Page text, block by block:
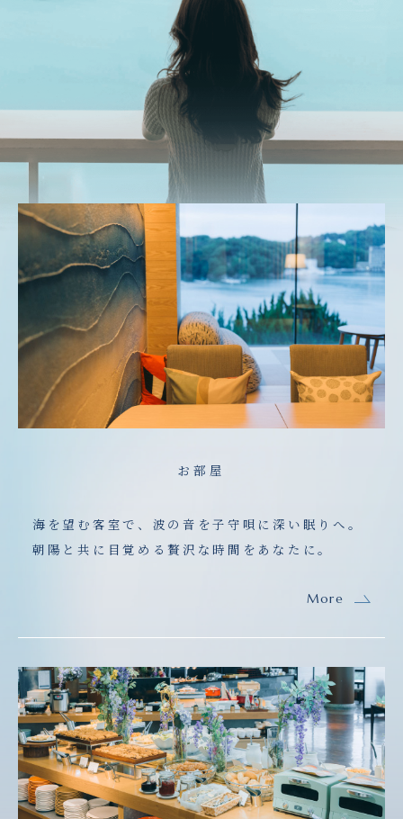
お部屋
海を望む客室で、波の音を子守唄に深い眠りへ。
朝陽と共に目覚める贅沢な時間をあなたに。
More